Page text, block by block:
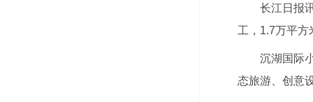
长江日报
工，1.7万平方
沉湖国际
态旅游、创意